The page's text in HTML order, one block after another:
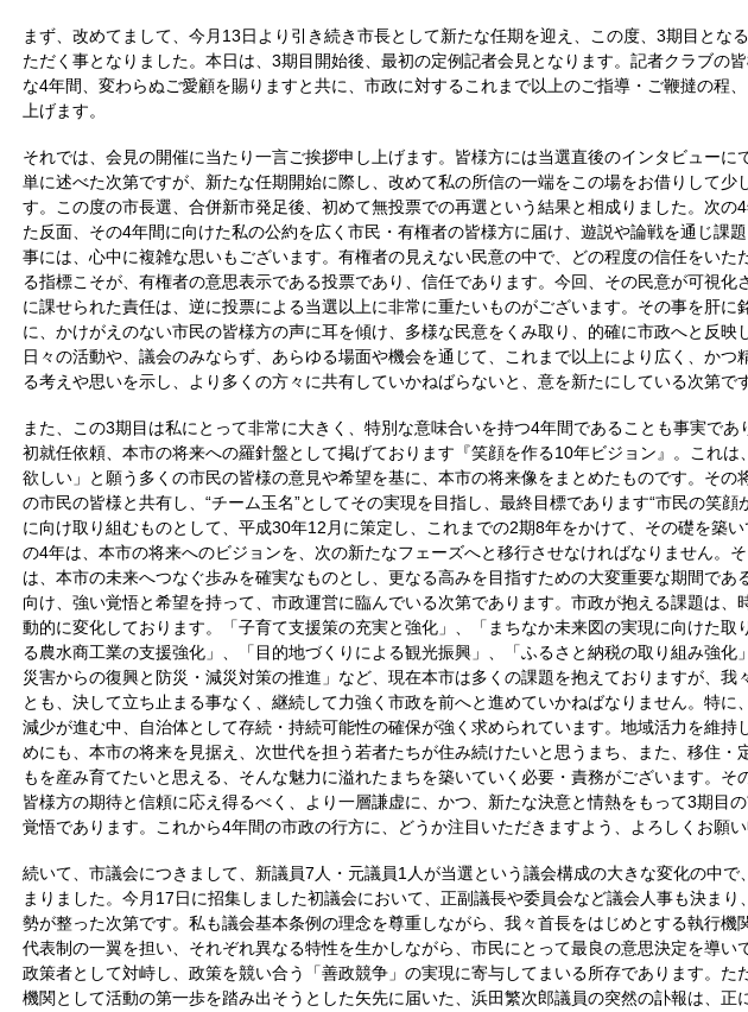
まず、改めてまして、今月13日より引き続き市長として新たな任期を迎え、この度、3期目とな
ただく事となりました。本日は、3期目開始後、最初の定例記者会見となります。記者クラブの
な4年間、変わらぬご愛顧を賜りますと共に、市政に対するこれまで以上のご指導・ご鞭撻の程
上げます。
それでは、会見の開催に当たり一言ご挨拶申し上げます。皆様方には当選直後のインタビューに
単に述べた次第ですが、新たな任期開始に際し、改めて私の所信の一端をこの場をお借りして少
す。この度の市長選、合併新市発足後、初めて無投票での再選という結果と相成りました。次の
た反面、その4年間に向けた私の公約を広く市民・有権者の皆様方に届け、遊説や論戦を通じ課
事には、心中に複雑な思いもございます。有権者の見えない民意の中で、どの程度の信任をいた
る指標こそが、有権者の意思表示である投票であり、信任であります。今回、その民意が可視化
に課せられた責任は、逆に投票による当選以上に非常に重たいものがございます。その事を肝に
に、かけがえのない市民の皆様方の声に耳を傾け、多様な民意をくみ取り、的確に市政へと反映
日々の活動や、議会のみならず、あらゆる場面や機会を通じて、これまで以上により広く、かつ
る考えや思いを示し、より多くの方々に共有していかねばらないと、意を新たにしている次第です
また、この3期目は私にとって非常に大きく、特別な意味合いを持つ4年間であることも事実であ
初就任依頼、本市の将来への羅針盤として掲げております『笑顔を作る10年ビジョン』。これは
欲しい」と願う多くの市民の皆様の意見や希望を基に、本市の将来像をまとめたものです。その
の市民の皆様と共有し、“チーム玉名”としてその実現を目指し、最終目標であります“市民の笑顔
に向け取り組むものとして、平成30年12月に策定し、これまでの2期8年をかけて、その礎を築
の4年は、本市の将来へのビジョンを、次の新たなフェーズへと移行させなければなりません。
は、本市の未来へつなぐ歩みを確実なものとし、更なる高みを目指すための大変重要な期間であ
向け、強い覚悟と希望を持って、市政運営に臨んでいる次第であります。市政が抱える課題は、
動的に変化しております。「子育て支援策の充実と強化」、「まちなか未来図の実現に向けた取
る農水商工業の支援強化」、「目的地づくりによる観光振興」、「ふるさと納税の取り組み強化
災害からの復興と防災・減災対策の推進」など、現在本市は多くの課題を抱えておりますが、我
とも、決して立ち止まる事なく、継続して力強く市政を前へと進めていかねばなりません。特に
減少が進む中、自治体として存続・持続可能性の確保が強く求められています。地域活力を維持
めにも、本市の将来を見据え、次世代を担う若者たちが住み続けたいと思うまち、また、移住・
もを産み育てたいと思える、そんな魅力に溢れたまちを築いていく必要・責務がございます。そ
皆様方の期待と信頼に応え得るべく、より一層謙虚に、かつ、新たな決意と情熱をもって3期目
覚悟であります。これから4年間の市政の行方に、どうか注目いただきますよう、よろしくお願い
続いて、市議会につきまして、新議員7人・元議員1人が当選という議会構成の大きな変化の中で
まりました。今月17日に招集しました初議会において、正副議長や委員会など議会人事も決まり
勢が整った次第です。私も議会基本条例の理念を尊重しながら、我々首長をはじめとする執行機
代表制の一翼を担い、それぞれ異なる特性を生かしながら、市民にとって最良の意思決定を導い
政策者として対峙し、政策を競い合う「善政競争」の実現に寄与してまいる所存であります。た
機関として活動の第一歩を踏み出そうとした矢先に届いた、浜田繁次郎議員の突然の訃報は、正